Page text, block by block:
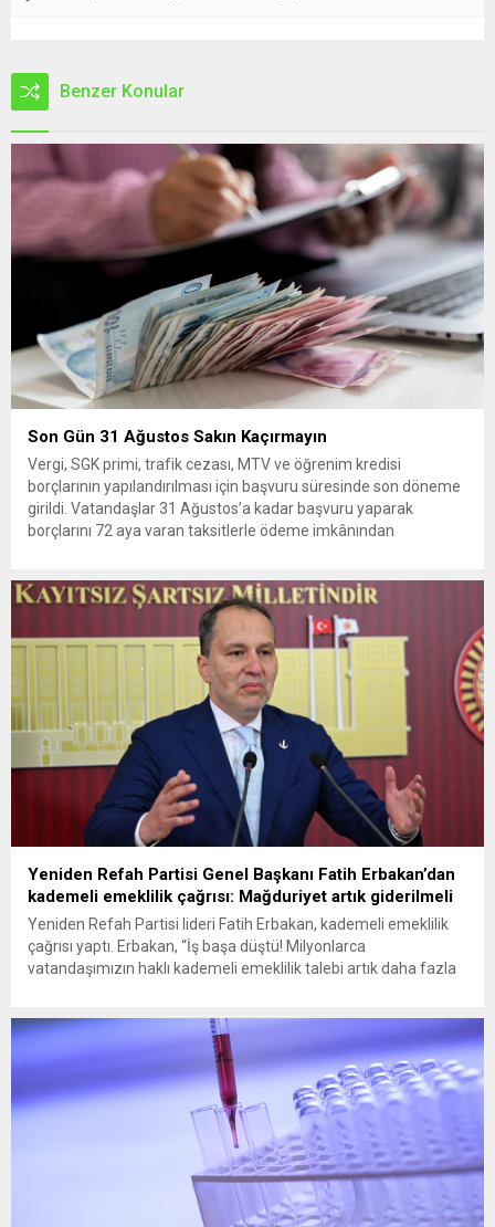
Benzer Konular
Son Gün 31 Ağustos Sakın Kaçırmayın
Vergi, SGK primi, trafik cezası, MTV ve öğrenim kredisi
borçlarının yapılandırılması için başvuru süresinde son döneme
girildi. Vatandaşlar 31 Ağustos’a kadar başvuru yaparak
borçlarını 72 aya varan taksitlerle ödeme imkânından
başvurular 31 Ağustos tarihinde sona eriyor. Hak sahiplerine 72
Yeniden Refah Partisi Genel Başkanı Fatih Erbakan’dan
kademeli emeklilik çağrısı: Mağduriyet artık giderilmeli
Yeniden Refah Partisi lideri Fatih Erbakan, kademeli emeklilik
çağrısı yaptı. Erbakan, “İş başa düştü! Milyonlarca
vatandaşımızın haklı kademeli emeklilik talebi artık daha fazla
talebinin daha fazla ertelenmemesi gerektiğini belirterek, “Bir
günlük fark nedeniyle oluşan 17 yıllık emeklilik...